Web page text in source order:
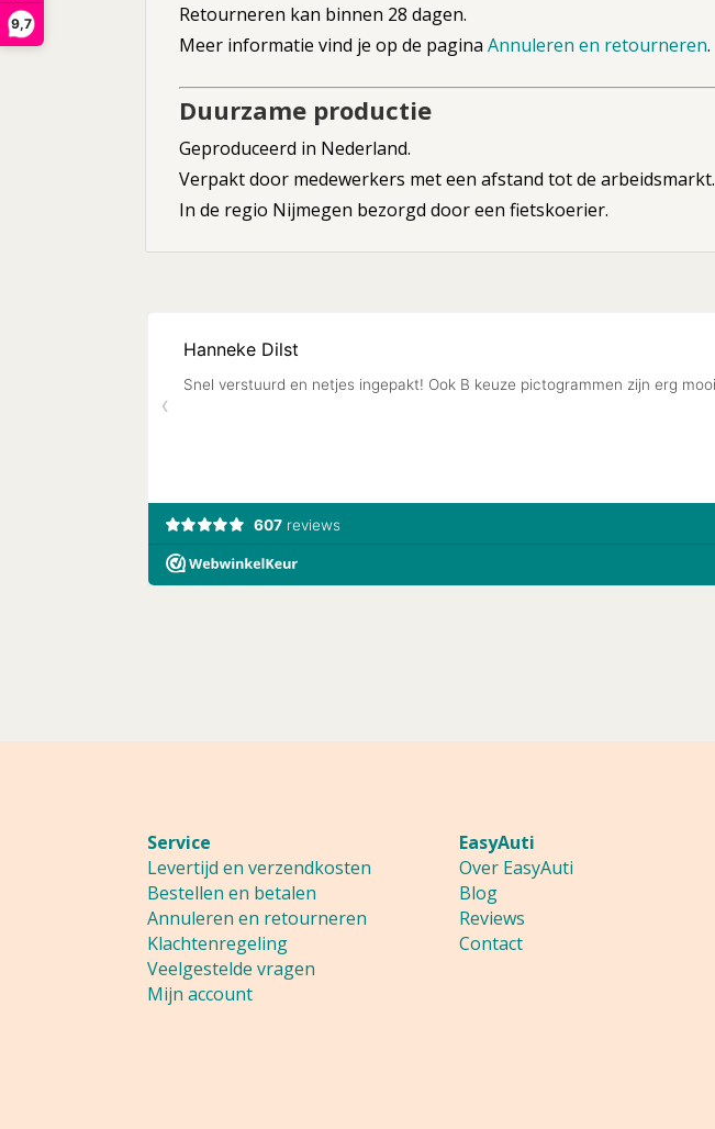
9,7
Retourneren kan binnen 28 dagen.
Meer informatie vind je op de pagina Annuleren en retourneren.
Duurzame productie
Geproduceerd in Nederland.
Verpakt door medewerkers met een afstand tot de arbeidsmarkt.
In de regio Nijmegen bezorgd door een fietskoerier.
Service
Levertijd en verzendkosten
Bestellen en betalen
Annuleren en retourneren
Klachtenregeling
Veelgestelde vragen
Mijn account
EasyAuti
Over EasyAuti
Blog
Reviews
Contact